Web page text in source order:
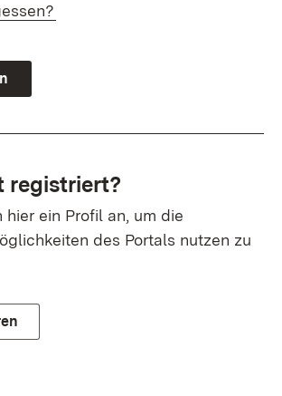
registriert?
hier ein Profil an, um die
des Portals nutzen zu